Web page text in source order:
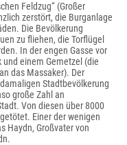
Feldzug“ (Großer
zerstört, die Burganlage
Die Bevölkerung
zu fliehen, die Torflügel
In der engen Gasse vor
einem Gemetzel (die
das Massaker). Der
Stadtbevölkerung
große Zahl an
Von diesen über 8000
Einer der wenigen
Haydn, Großvater von